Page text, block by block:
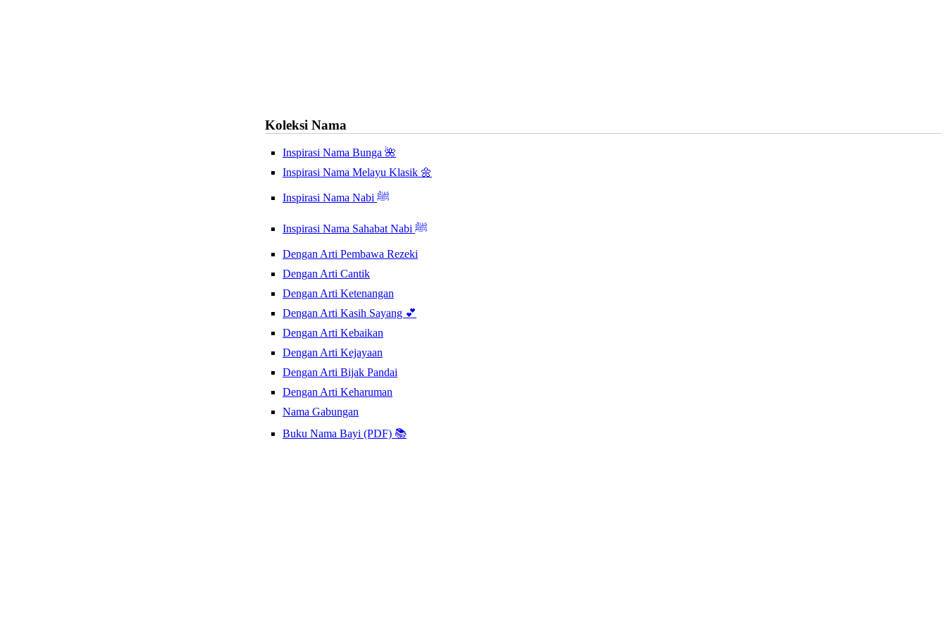
Koleksi Nama
Inspirasi Nama Bunga 🌺
Inspirasi Nama Melayu Klasik 🌼
Inspirasi Nama Nabi ﷺ
Inspirasi Nama Sahabat Nabi ﷺ
Dengan Arti Pembawa Rezeki
Dengan Arti Cantik
Dengan Arti Ketenangan
Dengan Arti Kasih Sayang 💕
Dengan Arti Kebaikan
Dengan Arti Kejayaan
Dengan Arti Bijak Pandai
Dengan Arti Keharuman
Nama Gabungan
Buku Nama Bayi (PDF) 📚